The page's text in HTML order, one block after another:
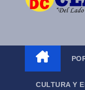
CULTURA Y